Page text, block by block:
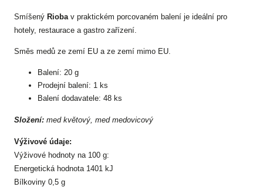
Smíšený Rioba v praktickém porcovaném balení je ideální pro
hotely, restaurace a gastro zařízení.
Směs medů ze zemí EU a ze zemí mimo EU.
Balení: 20 g
Prodejní balení: 1 ks
Balení dodavatele: 48 ks
Složení: med květový, med medovicový
Výživové údaje:
Výživové hodnoty na 100 g:
Energetická hodnota 1401 kJ
Bílkoviny 0,5 g